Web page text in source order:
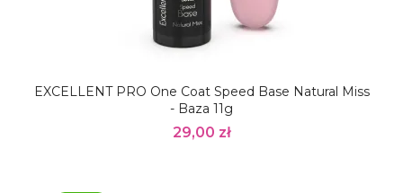
EXCELLENT PRO One Coat Speed Base Natural Miss
- Baza 11g
29,00 zł